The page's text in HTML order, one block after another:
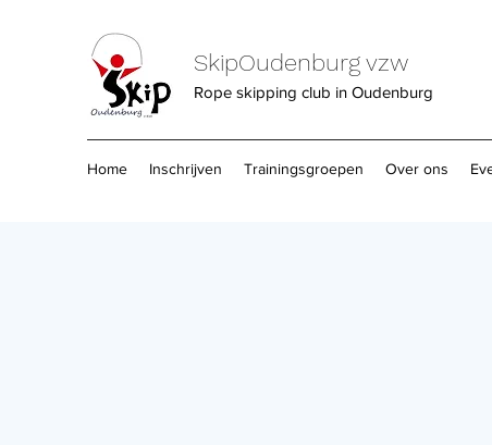
SkipOudenburg vzw
Rope skipping club in Oudenburg
Home Inschrijven Trainingsgroepen Over ons